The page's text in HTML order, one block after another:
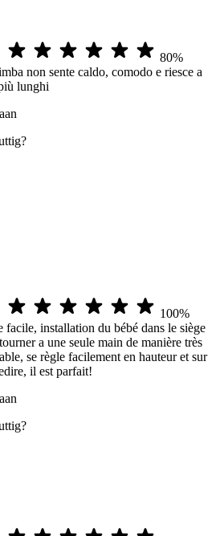
80%
non sente caldo, comodo e riesce a
lunghi
100%
facile, installation du bébé dans le siège
a une seule main de manière très
se règle facilement en hauteur et sur
il est parfait!